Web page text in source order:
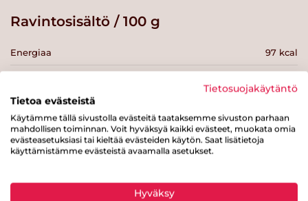
Ravintosisältö / 100 g
Energiaa 97 kcal
josta tyydyttynyttä rasvaa
Hiilihydraatteja 18 g
josta sokereita
Tietosuojakäytäntö
Tietoa evästeistä
Käytämme tällä sivustolla evästeitä taataksemme sivuston parhaan
mahdollisen toiminnan. Voit hyväksyä kaikki evästeet, muokata omia
evästeasetuksiasi tai kieltää evästeiden käytön. Saat lisätietoja
käyttämistämme evästeistä avaamalla asetukset.
Hyväksy